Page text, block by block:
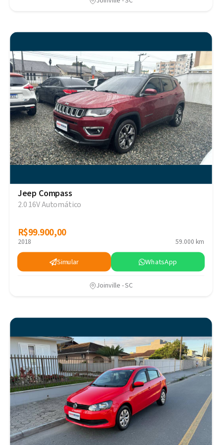
Jeep Compass
2.0 16V Automático
R$99.900,00
R$99.900,00
2018 59.000 km
Simular WhatsApp
Joinville - SC